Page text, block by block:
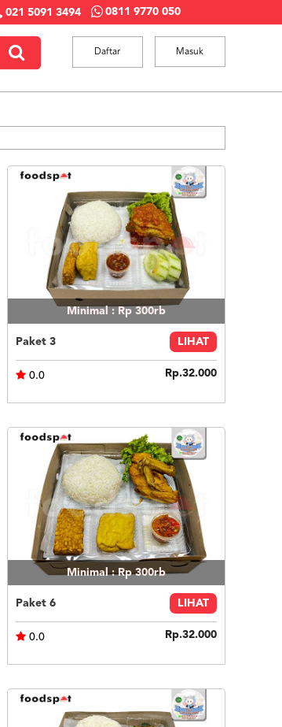
021 5091 3494 0811 9770 050
Masuk
Daftar
Minimal : Rp 300rb
Paket 3 LIHAT
0.0 Rp.32.000
Minimal : Rp 300rb
Paket 6 LIHAT
0.0 Rp.32.000